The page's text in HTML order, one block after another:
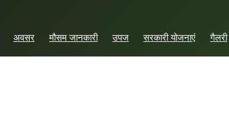
अवसर मौसम जानकारी उपज सरकारी योजनाएं गैलरी